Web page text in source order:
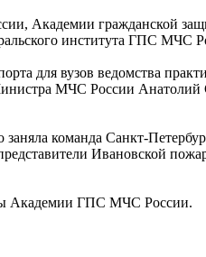
Академии гражданской
института ГПС МЧС
для вузов ведомства
Министра МЧС России
команда Санкт-
Ивановской
Академии ГПС МЧС России.